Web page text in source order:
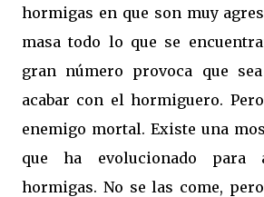
hormigas en que son muy
masa todo lo que se
gran número provoca que
acabar con el hormiguero.
enemigo mortal. Existe una
que ha evolucionado para
hormigas. No se las come,